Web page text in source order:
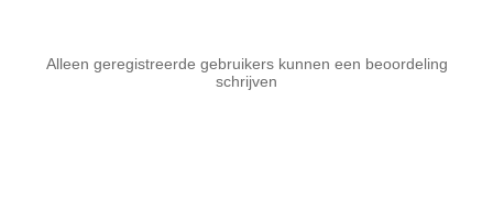
Alleen geregistreerde gebruikers kunnen een beoordeling
schrijven